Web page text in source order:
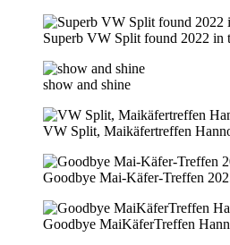
Superb VW Split found 2022 in
show and shine
VW Split, Maikäfertreffen
Goodbye Mai-Käfer-Treffen
Goodbye MaiKäferTreffen